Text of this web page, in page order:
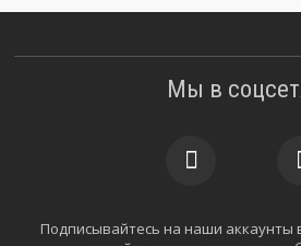
Мы в
Подписывайтесь на наши аккаунты